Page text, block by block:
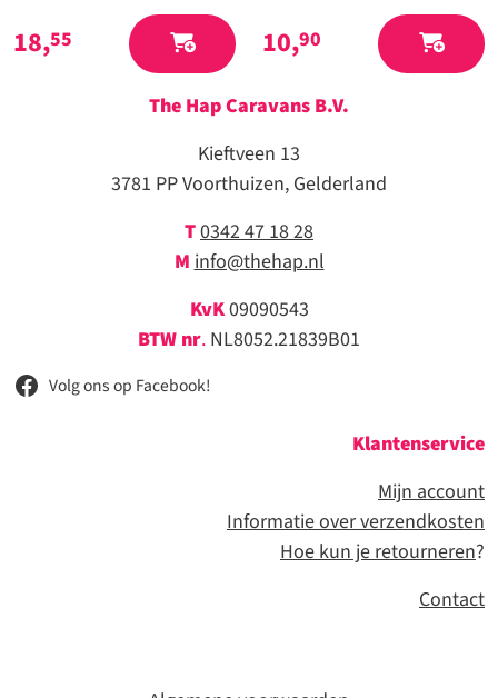
18,55 10,90
The Hap Caravans B.V.
Kieftveen 13
3781 PP Voorthuizen, Gelderland
T0342 47 18 28
M info@thehap.nl
KvK09090543
BTW nr. NL8052.21839B01
Volg ons op Facebook!
Klantenservice
Mijn account
Informatie over verzendkosten
Hoe kun je retourneren?
Contact